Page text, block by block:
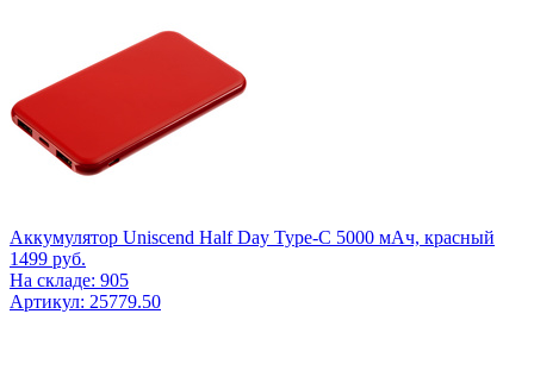
Аккумулятор Uniscend Half Day Type-C 5000 мАч, красный
1499 руб.
На складе: 905
Артикул: 25779.50